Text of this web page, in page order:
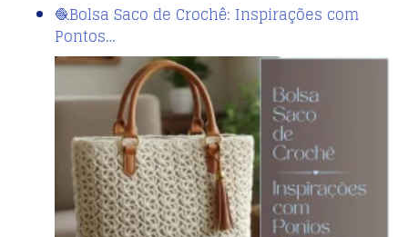
🧶Bolsa Saco de Crochê: Inspirações com
Pontos…